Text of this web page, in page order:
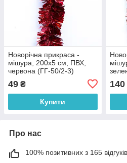
Новорічна прикраса -
мішура, 200x5 см, ПВХ,
червона (ГГ-50/2-3)
49 ₴
Купити
140
Про нас
100% позитивних з 165